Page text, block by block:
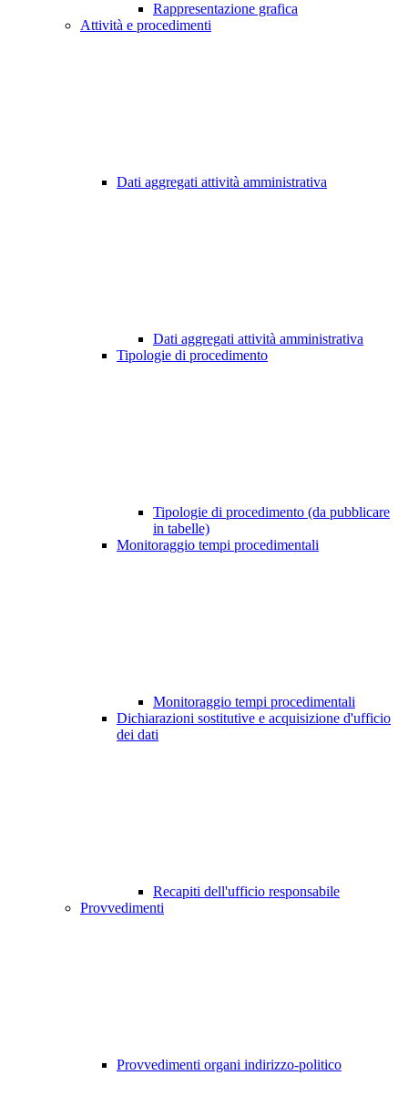
Rappresentazione grafica
Attività e procedimenti
Dati aggregati attività amministrativa
Dati aggregati attività amministrativa
Tipologie di procedimento
Tipologie di procedimento (da pubblicare
in tabelle)
Monitoraggio tempi procedimentali
Monitoraggio tempi procedimentali
Dichiarazioni sostitutive e acquisizione d'ufficio
dei dati
Recapiti dell'ufficio responsabile
Provvedimenti
Provvedimenti organi indirizzo-politico